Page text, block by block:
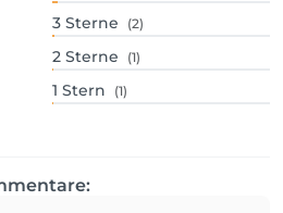
3 Sterne (2)
2 Sterne (1)
1 Stern (1)